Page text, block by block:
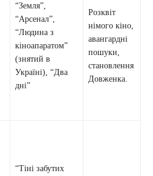
“Земля”,
“Арсенал”,
“Людина з
кіноапаратом”
(знятий в
Україні), “Два
дні”
Розквіт
німого кіно,
авангардні
пошуки,
становлення
Довженка.
“Тіні забутих